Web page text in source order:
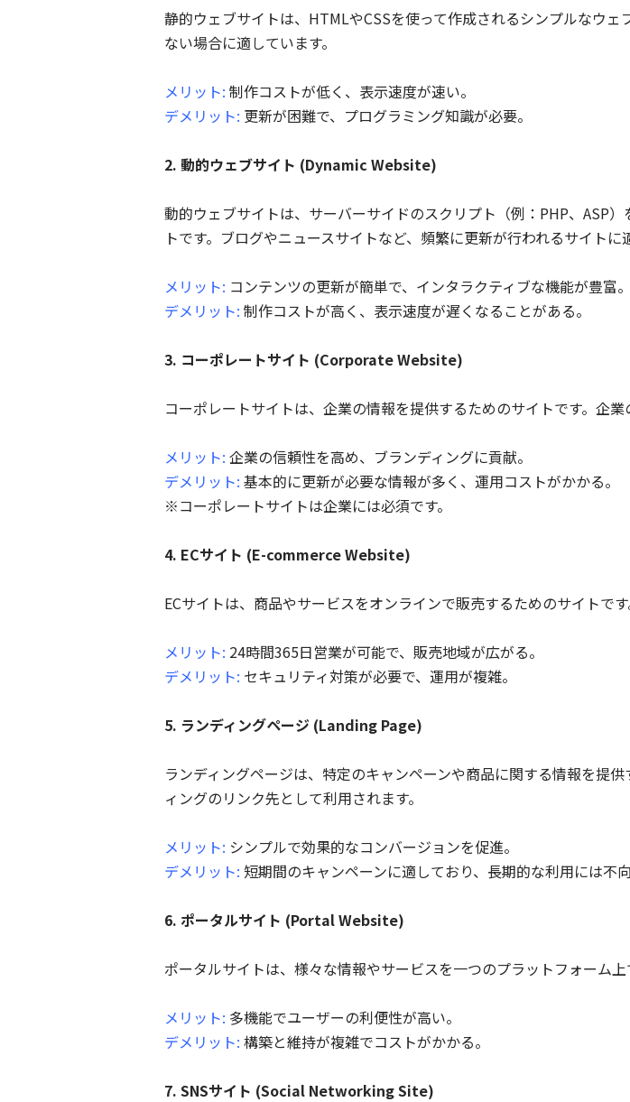
静的ウェブサイトは、HTMLやCSSを使って作成されるシンプルなウ
ない場合に適しています。
メリット: 制作コストが低く、表示速度が速い。
デメリット: 更新が困難で、プログラミング知識が必要。
2. 動的ウェブサイト (Dynamic Website)
動的ウェブサイトは、サーバーサイドのスクリプト（例：PHP、ASP
トです。ブログやニュースサイトなど、頻繁に更新が行われるサイトに
メリット: コンテンツの更新が簡単で、インタラクティブな機能が豊富。
デメリット: 制作コストが高く、表示速度が遅くなることがある。
3. コーポレートサイト (Corporate Website)
コーポレートサイトは、企業の情報を提供するためのサイトです。企
メリット: 企業の信頼性を高め、ブランディングに貢献。
デメリット: 基本的に更新が必要な情報が多く、運用コストがかかる。
※コーポレートサイトは企業には必須です。
4. ECサイト (E-commerce Website)
ECサイトは、商品やサービスをオンラインで販売するためのサイトで
メリット: 24時間365日営業が可能で、販売地域が広がる。
デメリット: セキュリティ対策が必要で、運用が複雑。
5. ランディングページ (Landing Page)
ランディングページは、特定のキャンペーンや商品に関する情報を提
ィングのリンク先として利用されます。
メリット: シンプルで効果的なコンバージョンを促進。
デメリット: 短期間のキャンペーンに適しており、長期的な利用には不向
6. ポータルサイト (Portal Website)
ポータルサイトは、様々な情報やサービスを一つのプラットフォーム
メリット: 多機能でユーザーの利便性が高い。
デメリット: 構築と維持が複雑でコストがかかる。
7. SNSサイト (Social Networking Site)